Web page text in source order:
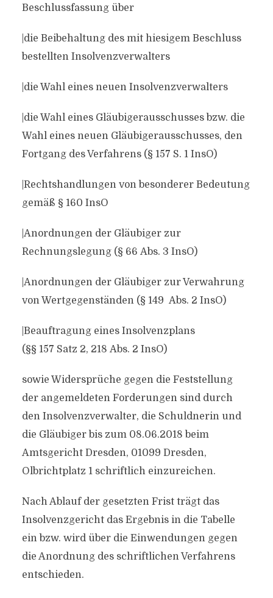
Beschlussfassung über
|die Beibehaltung des mit hiesigem Beschluss
bestellten Insolvenzverwalters
|die Wahl eines neuen Insolvenzverwalters
|die Wahl eines Gläubigerausschusses bzw. die
Wahl eines neuen Gläubigerausschusses, den
Fortgang des Verfahrens (§ 157 S. 1 InsO)
|Rechtshandlungen von besonderer Bedeutung
gemäß § 160 InsO
|Anordnungen der Gläubiger zur
Rechnungslegung (§ 66 Abs. 3 InsO)
|Anordnungen der Gläubiger zur Verwahrung
von Wertgegenständen (§ 149 Abs. 2 InsO)
|Beauftragung eines Insolvenzplans
(§§ 157 Satz 2, 218 Abs. 2 InsO)
sowie Widersprüche gegen die Feststellung
der angemeldeten Forderungen sind durch
den Insolvenzverwalter, die Schuldnerin und
die Gläubiger bis zum 08.06.2018 beim
Amtsgericht Dresden, 01099 Dresden,
Olbrichtplatz 1 schriftlich einzureichen.
Nach Ablauf der gesetzten Frist trägt das
Insolvenzgericht das Ergebnis in die Tabelle
ein bzw. wird über die Einwendungen gegen
die Anordnung des schriftlichen Verfahrens
entschieden.